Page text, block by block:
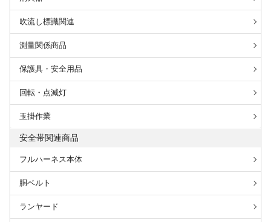
吹流し標識関連
測量関係商品
保護具・安全用品
回転・点滅灯
玉掛作業
安全帯関連商品
フルハーネス本体
胴ベルト
ランヤード